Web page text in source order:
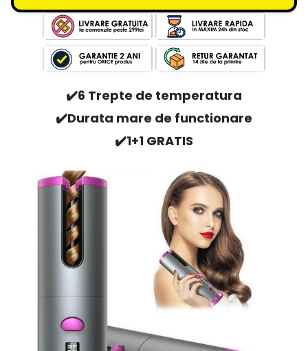
✔️6 Trepte de temperatura
✔️Durata mare de functionare
✔️1+1 GRATIS